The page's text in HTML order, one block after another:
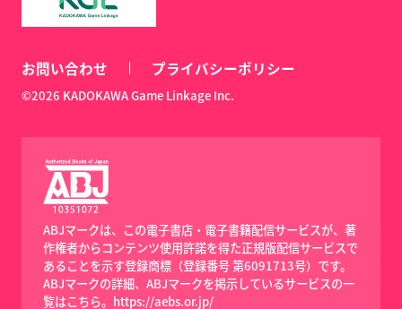
お問い合わせ プライバシーポリシー
©2026 KADOKAWA Game Linkage Inc.
ABJマークは、この電子書店・電子書籍配信サービスが、著
作権者からコンテンツ使用許諾を得た正規版配信サービスで
あることを示す登録商標（登録番号 第6091713号）です。
ABJマークの詳細、ABJマークを掲示しているサービスの一
覧はこちら。 https://aebs.or.jp/